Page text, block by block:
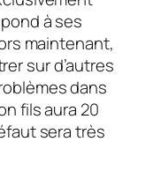
à ses
maintenant,
sur d’autres
dans
fils aura 20
sera très